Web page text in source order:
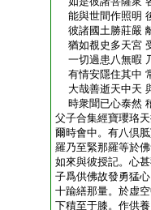
能與世間作照明
彼諸國土勝莊嚴
猶如覩史多天宮
一切過患八無暇
有情安隱住其中
大哉善逝天中天
時衆聞已心泰然
父子合集經寶瓔珞
爾時會中。有八倶
羅乃至緊那羅等於
如來與彼授記。心
子爲供佛故發勇猛
十踰繕那量。於虚
下積至于膝。作供